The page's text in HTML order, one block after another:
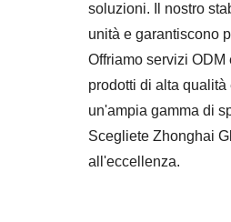
soluzioni. Il nostro
unità e garantiscono
Offriamo servizi
prodotti di alta
un'ampia gamma di
Scegliete Zhonghai
all'eccellenza.